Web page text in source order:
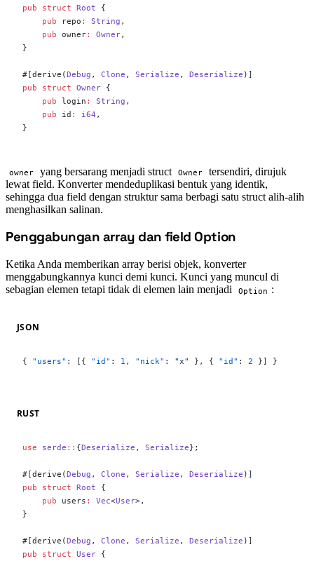
pub struct Root {
    pub
repo : String ,
    pub
owner: Owner,
}
#[derive(Debug , Clone , Serialize , Deserialize )]
pub struct Owner {
    pub
login : String ,
    pub
id : i64 ,
}
owner yang bersarang menjadi struct Owner
tersendiri, dirujuk
lewat field. Konverter mendeduplikasi bentuk yang identik,
sehingga dua field dengan struktur sama berbagi satu struct alih-alih
menghasilkan salinan.
#
Penggabungan array dan field Option
Ketika Anda memberikan array berisi objek, konverter
menggabungkannya kunci demi kunci. Kunci yang muncul di
sebagian elemen tetapi tidak di elemen lain menjadi
Option :
JSON
{ "users" : [{ "id" : 1 , "nick" : "x" }, { "id" : 2 }] }
RUST
use serde :: {Deserialize , Serialize};
#[derive(Debug , Clone , Serialize , Deserialize )]
pub struct Root {
    pub
users : Vec<User>,
}
#[derive(Debug , Clone , Serialize , Deserialize )]
pub struct User {